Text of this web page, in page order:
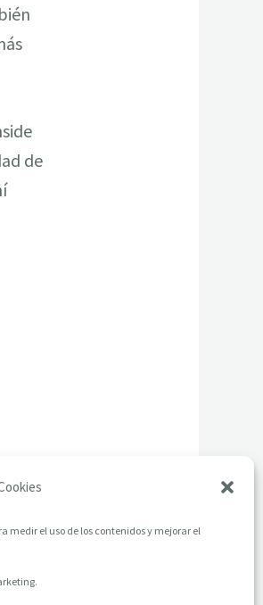
medir el uso de los contenidos y mejorar el
de